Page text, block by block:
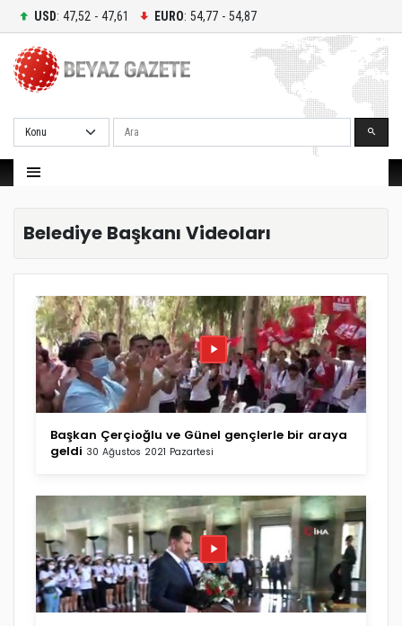
USD: 47,52 - 47,61 EURO: 54,77 - 54,87
Ara
Belediye Başkanı Videoları
Başkan Çerçioğlu ve Günel gençlerle bir araya
geldi 30 Ağustos 2021 Pazartesi